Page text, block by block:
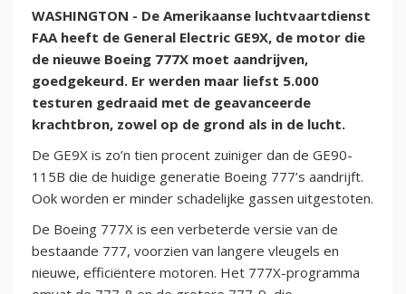
WASHINGTON - De Amerikaanse luchtvaartdienst
FAA heeft de General Electric GE9X, de motor die
de nieuwe Boeing 777X moet aandrijven,
goedgekeurd. Er werden maar liefst 5.000
testuren gedraaid met de geavanceerde
krachtbron, zowel op de grond als in de lucht.
De GE9X is zo’n tien procent zuiniger dan de GE90-
115B die de huidige generatie Boeing 777’s aandrijft.
Ook worden er minder schadelijke gassen uitgestoten.
De Boeing 777X is een verbeterde versie van de
bestaande 777, voorzien van langere vleugels en
nieuwe, efficiëntere motoren. Het 777X-programma